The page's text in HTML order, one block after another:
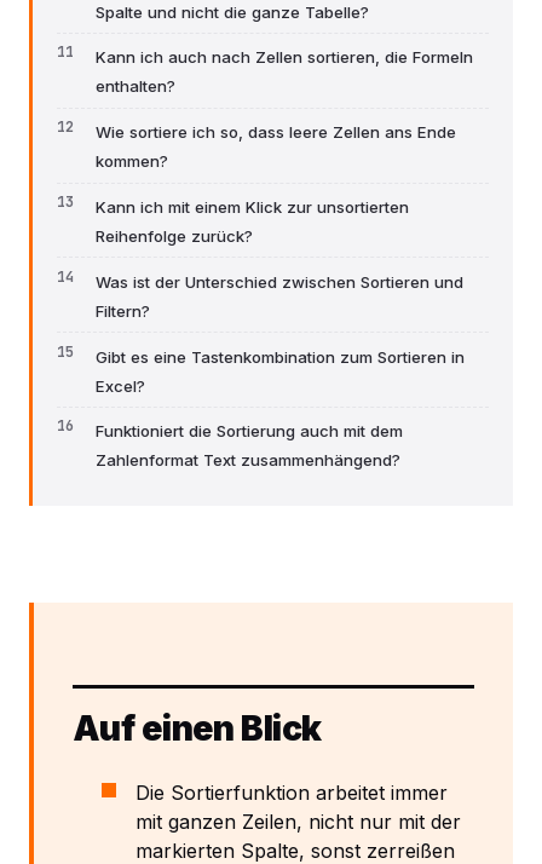
Spalte und nicht die ganze Tabelle?
Kann ich auch nach Zellen sortieren, die Formeln
enthalten?
Wie sortiere ich so, dass leere Zellen ans Ende
kommen?
Kann ich mit einem Klick zur unsortierten
Reihenfolge zurück?
Was ist der Unterschied zwischen Sortieren und
Filtern?
Gibt es eine Tastenkombination zum Sortieren in
Excel?
Funktioniert die Sortierung auch mit dem
Zahlenformat Text zusammenhängend?
Auf einen Blick
Die Sortierfunktion arbeitet immer
mit ganzen Zeilen, nicht nur mit der
markierten Spalte, sonst zerreißen